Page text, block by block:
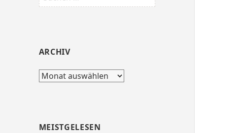
nach:
ARCHIV
Archiv
MEISTGELESEN